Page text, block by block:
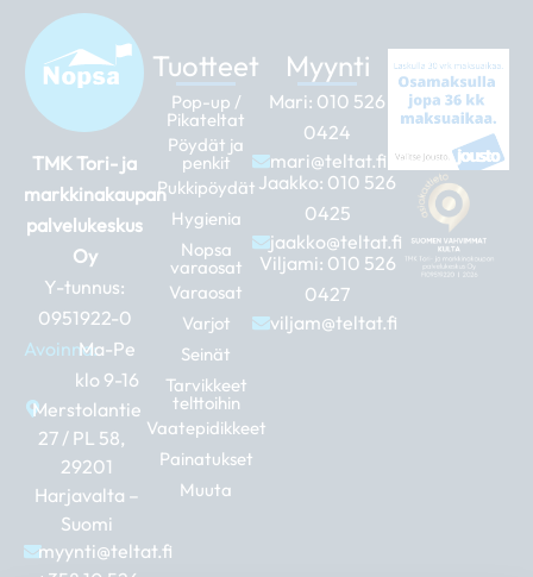
TMK Tori- ja
markkinakaupan
palvelukeskus
Oy
Y-tunnus:
0951922-0
Avoinna:Ma-Pe
klo 9-16
Merstolantie
27 / PL 58,
29201
Harjavalta –
Suomi
myynti@teltat.fi
Tuotteet
Pop-up /
Pikateltat
Pöydät ja
penkit
Pukkipöydät
Hygienia
Nopsa
varaosat
Varaosat
Varjot
Seinät
Tarvikkeet
telttoihin
Vaatepidikkeet
Painatukset
Muuta
Myynti
Mari: 010 526
0424
mari@teltat.fi
Jaakko: 010 526
0425
jaakko@teltat.fi
Viljami: 010 526
0427
viljam@teltat.fi